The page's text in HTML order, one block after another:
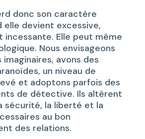
donc son caractère
elle devient excessive,
Elle peut même
Nous envisageons
avons des
un niveau de
et adoptons parfois des
de détective. Ils altèrent
sécurité, la liberté et la
au bon
des relations.